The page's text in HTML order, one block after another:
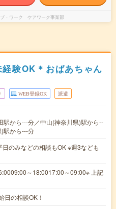
・ワーク ケアワーク事業部
験OK＊おばあちゃん
WEB登録OK 派遣
駅から---分／中山(神奈川県)駅から--
駅から---分
のみなどの相談もOK ※週3なども
～18:0017:00～09:00※ 上記
の相談OK！